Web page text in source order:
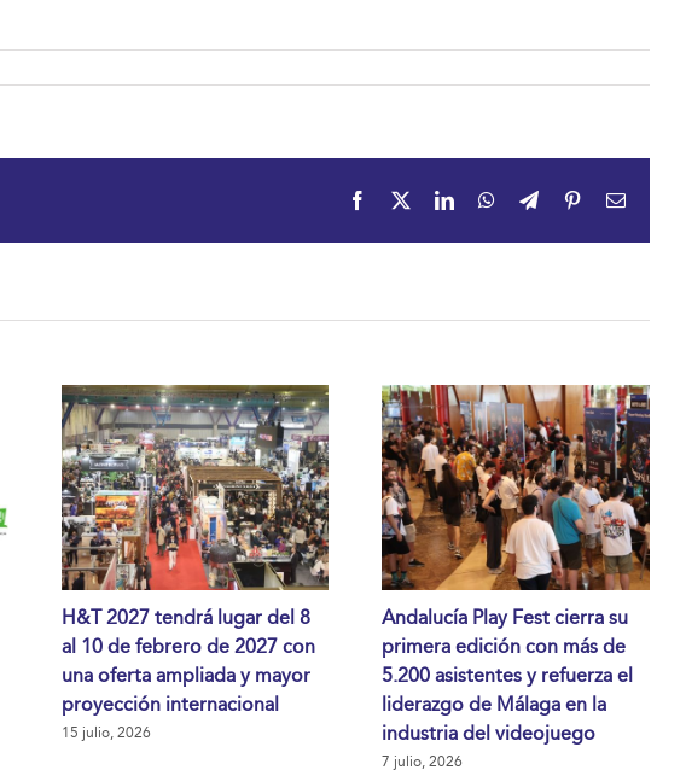
Facebook LinkedInWhatsApp
TelegramPinterestCorreo
H&T 2027 tendrá lugar del 8
al 10 de febrero de 2027 con
una oferta ampliada y mayor
proyección internacional
15 julio, 2026
Andalucía Play Fest cierra su
primera edición con más de
5.200 asistentes y refuerza el
liderazgo de Málaga en la
industria del videojuego
7 julio, 2026